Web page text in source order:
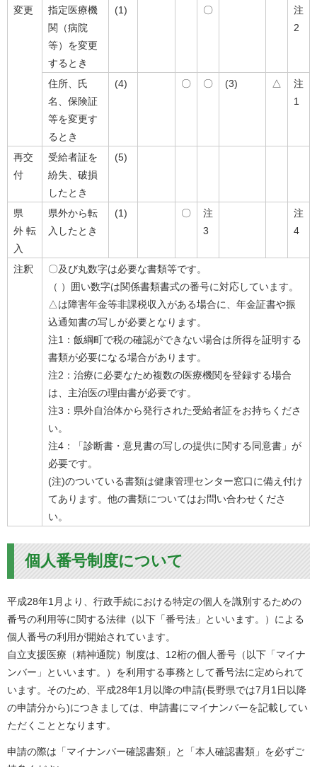
変更
指定医療機
関（病院
等）を変更
するとき
(1) 〇
注
2
住所、氏
名、保険証
等を変更す
るとき
(4) 〇 〇 (3) △
注
1
再交
付
受給者証を
紛失、破損
したとき
(5)
県
外 転
入
県外から転
入したとき
(1) 〇
注
3
注
4
注釈
〇及び丸数字は必要な書類等です。
（ ）囲い数字は関係書類書式の番号に対応しています。
△は障害年金等非課税収入がある場合に、年金証書や振
込通知書の写しが必要となります。
注1：飯綱町で税の確認ができない場合は所得を証明する
書類が必要になる場合があります。
注2：治療に必要なため複数の医療機関を登録する場合
は、主治医の理由書が必要です。
注3：県外自治体から発行された受給者証をお持ちくださ
い。
注4：「診断書・意見書の写しの提供に関する同意書」が
必要です。
(注)のついている書類は健康管理センター窓口に備え付け
てあります。他の書類についてはお問い合わせくださ
い。
個人番号制度について
平成28年1月より、行政手続における特定の個人を識別するための
番号の利用等に関する法律（以下「番号法」といいます。）による
個人番号の利用が開始されています。
自立支援医療（精神通院）制度は、12桁の個人番号（以下「マイナ
ンバー」といいます。）を利用する事務として番号法に定められて
います。そのため、平成28年1月以降の申請(長野県では7月1日以降
の申請分から)につきましては、申請書にマイナンバーを記載してい
ただくこととなります。
申請の際は「マイナンバー確認書類」と「本人確認書類」を必ずご